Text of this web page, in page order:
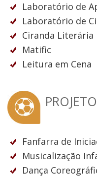
Laboratório de
Laboratório de
Ciranda Literária
Matific
Leitura em Cena
Fanfarra de
Musicalização
Dança